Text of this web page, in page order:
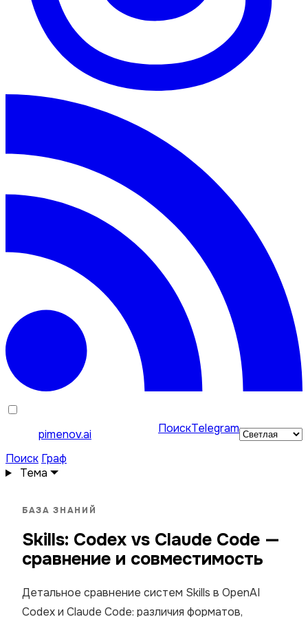
pimenov.ai ПоискTelegram
Поиск Граф
Тема
БАЗА ЗНАНИЙ
Skills: Codex vs Claude Code —
сравнение и совместимость
Детальное сравнение систем Skills в OpenAI
Codex и Claude Code: различия форматов,